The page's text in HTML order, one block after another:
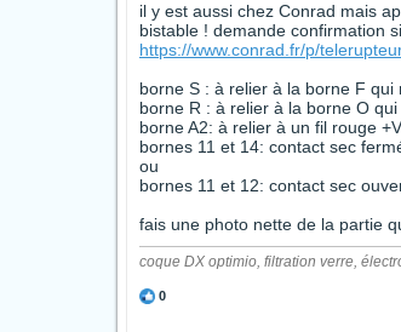
il y est aussi chez Conrad mais
bistable ! demande confirmation
https://www.conrad.fr/p/
borne S : à relier à la borne F
borne R : à relier à la borne O
borne A2: à relier à un fil rouge
bornes 11 et 14: contact sec
ou
bornes 11 et 12: contact sec
fais une photo nette de la partie
coque DX optimio, filtration verre,
0